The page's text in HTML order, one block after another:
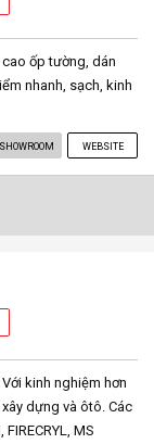
ốp tường, dán
nhanh, sạch, kinh
SHOWROOM WEBSITE
kinh nghiệm hơn
dựng và ôtô. Các
MS